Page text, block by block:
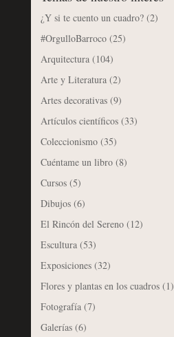
¿Y si te cuento un cuadro?(2)
#OrgulloBarroco(25)
Arquitectura(104)
Arte y Literatura(2)
Artes decorativas(9)
Artículos científicos(33)
Coleccionismo(35)
Cuéntame un libro(8)
Cursos(5)
Dibujos(6)
El Rincón del Sereno(12)
Escultura(53)
Exposiciones(32)
Flores y plantas en los cuadros(1)
Fotografía(7)
Galerías(6)